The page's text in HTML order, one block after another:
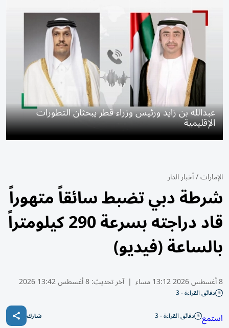
عبدالله بن زايد ورئيس وزراء قطر يبحثان التطورات
الإقليمية
الإمارات/أخبار الدار
شرطة دبي تضبط سائقاً متهوراً
قاد دراجته بسرعة 290 كيلومتراً
بالساعة (فيديو)
8 أغسطس 2026 13:12 مساء | آخر تحديث:8 أغسطس 13:42 2026
دقائق القراءة - 3
استمع دقائق القراءة - 3 شارك